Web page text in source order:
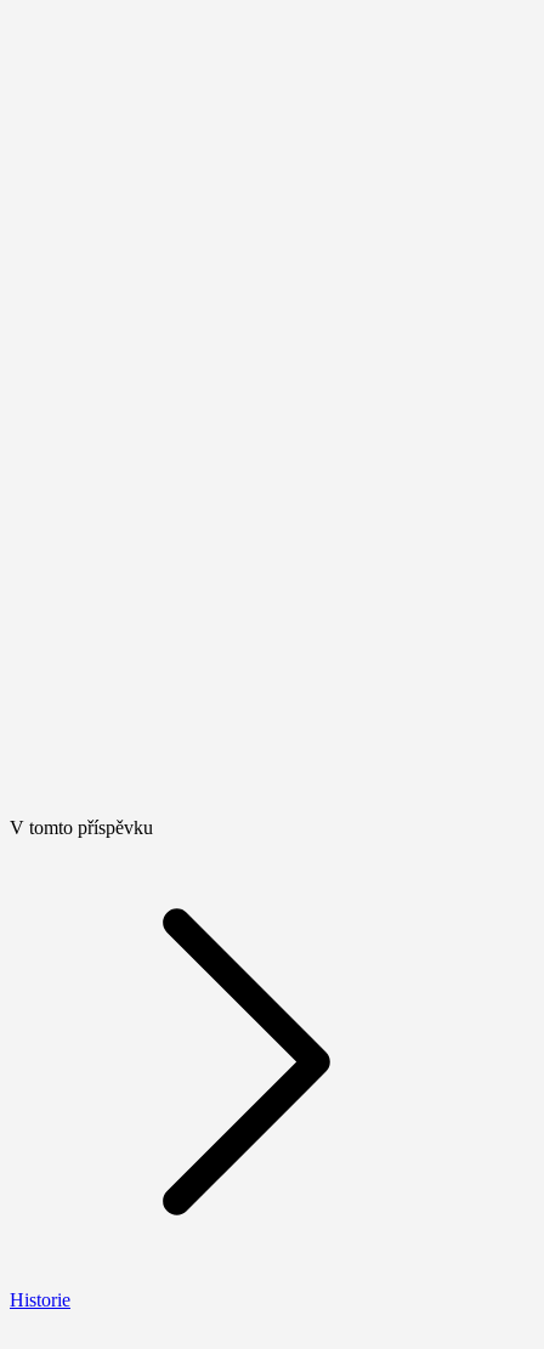
V tomto příspěvku
Historie